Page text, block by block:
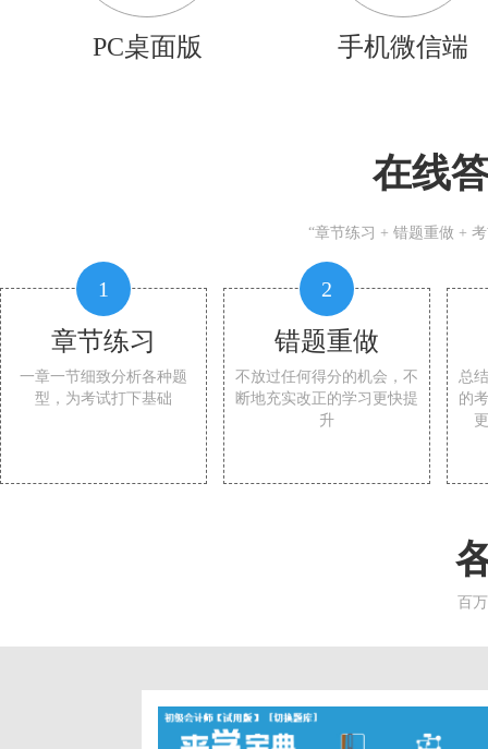
PC桌面版 手机微信端
在线
“章节练习 + 错题重做 +
1
章节练习
一章一节细致分析各种题
型，为考试打下基础
2
错题重做
不放过任何得分的机会，不
断地充实改正的学习更快提
升
总
的
百